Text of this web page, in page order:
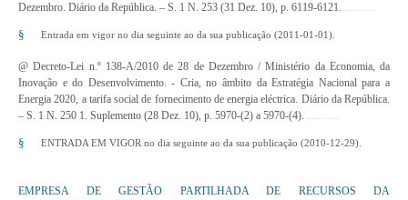
Dezembro. Diário da República. – S. 1 N. 253 (31 Dez. 10), p. 6119-6121.
§ Entrada em vigor no dia seguinte ao da sua publicação (2011-01-01).
@ Decreto-Lei n.º 138-A/2010 de 28 de Dezembro/ Ministério da Economia, da
Inovação e do Desenvolvimento. - Cria, no âmbito da Estratégia Nacional para a
Energia2020, a tarifa social de fornecimento de energia eléctrica. Diário da República.
– S. 1 N. 250 1. Suplemento (28 Dez. 10), p. 5970-(2) a 5970-(4).
§ ENTRADA EM VIGOR no dia seguinte ao da sua publicação (2010-12-29).
EMPRESA DE GESTÃO PARTILHADA DE RECURSOS DA